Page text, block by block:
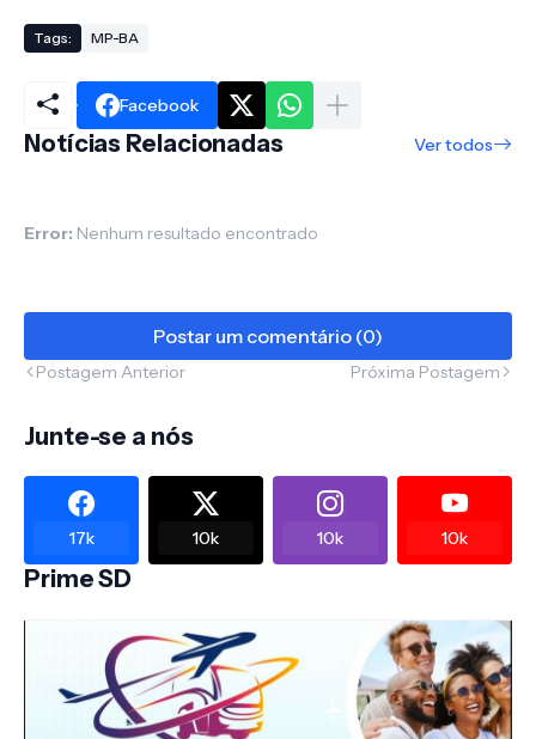
Tags: MP-BA
Facebook
Notícias Relacionadas Ver todos
Error: Nenhum resultado encontrado
Postar um comentário (0)
Postagem Anterior Próxima Postagem
Junte-se a nós
17k 10k 10k 10k
Prime SD